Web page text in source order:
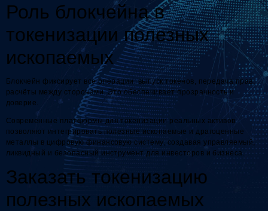
Роль блокчейна в
токенизации полезных
ископаемых
Блокчейн фиксирует все операции: выпуск токенов, передача прав,
расчёты между сторонами. Это обеспечивает прозрачность и
доверие.
Современные платформы для токенизации реальных активов
позволяют интегрировать полезные ископаемые и драгоценные
металлы в цифровую финансовую систему, создавая управляемый,
ликвидный и безопасный инструмент для инвесторов и бизнеса.
Заказать токенизацию
полезных ископаемых